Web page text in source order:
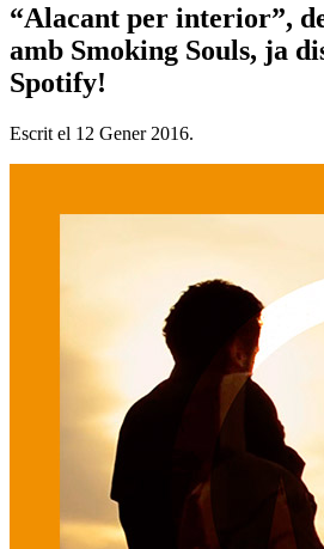
“Alacant per interior”,
amb Smoking Souls, ja
Spotify!
Escrit el 12 Gener 2016.